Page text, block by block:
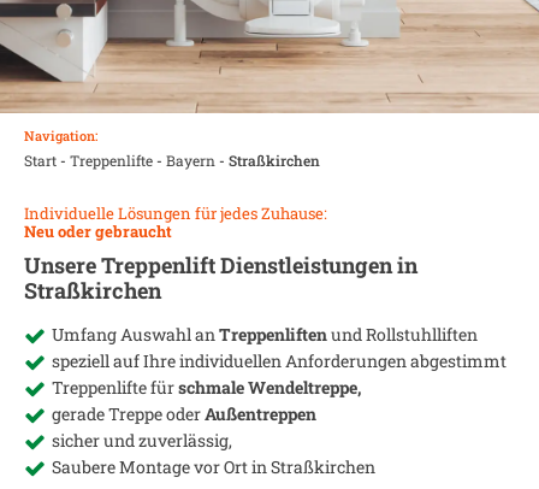
Navigation:
Start- Treppenlifte- Bayern - Straßkirchen
Individuelle Lösungen für jedes Zuhause:
Neu oder gebraucht
Unsere Treppenlift Dienstleistungen in
Straßkirchen
Umfang Auswahl anTreppenliftenund Rollstuhlliften
speziell auf Ihre individuellen Anforderungen abgestimmt
Treppenlifte fürschmale Wendeltreppe,
gerade Treppe oderAußentreppen
sicher und zuverlässig,
Saubere Montage vor Ort inStraßkirchen